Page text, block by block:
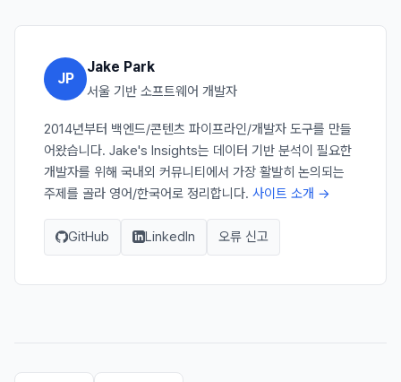
JP
Jake Park
서울 기반 소프트웨어 개발자
2014년부터 백엔드/콘텐츠 파이프라인/개발자 도구를 만들
어왔습니다. Jake's Insights는 데이터 기반 분석이 필요한
개발자를 위해 국내외 커뮤니티에서 가장 활발히 논의되는
주제를 골라 영어/한국어로 정리합니다. 사이트 소개 →
GitHub LinkedIn 오류 신고